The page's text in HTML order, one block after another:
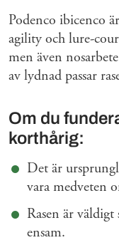
Podenco ibicenco
agility och lure-
men även
av lydnad passar
Om du
korthårig:
Det är
vara medveten
Rasen är
ensam.